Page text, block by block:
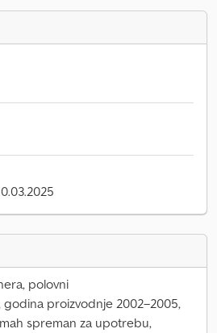
polovni
proizvodnje 2002–2005,
spreman za upotrebu,